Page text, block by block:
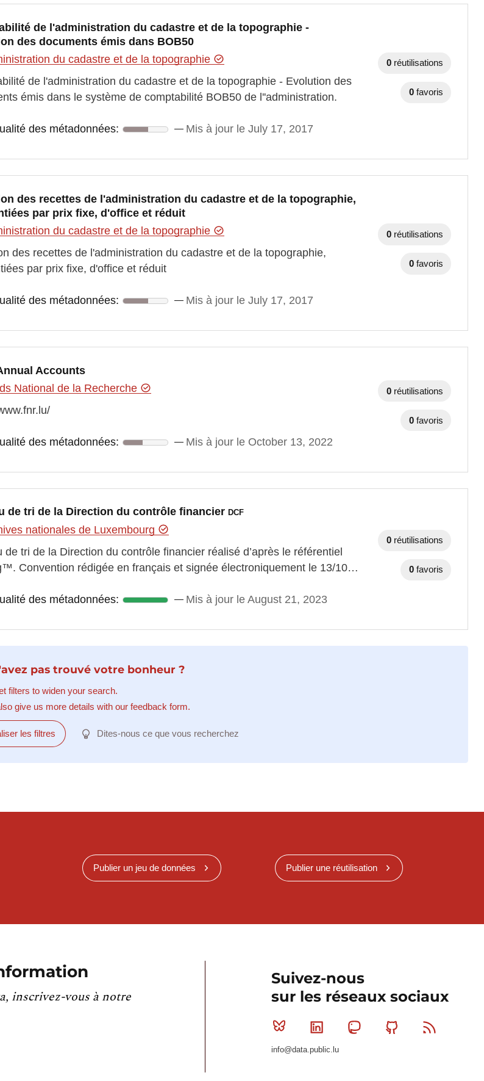
de l'administration du cadastre et de la topographie -
des documents émis dans BOB50
du cadastre et de la topographie
de l'administration du cadastre et de la topographie - Evolution des
émis dans le système de comptabilité BOB50 de l''administration.
des métadonnées:
des métadonnées: Mis à jour le July 17, 2017
0 réutilisations
0 favoris
des recettes de l'administration du cadastre et de la topographie,
par prix fixe, d'office et réduit
du cadastre et de la topographie
des recettes de l'administration du cadastre et de la topographie,
par prix fixe, d'office et réduit
des métadonnées:
des métadonnées: Mis à jour le July 17, 2017
0 réutilisations
0 favoris
Accounts
National de la Recherche
des métadonnées:
des métadonnées: Mis à jour le October 13, 2022
0 réutilisations
0 favoris
de tri de la Direction du contrôle financierDCF
nationales de Luxembourg
de tri de la Direction du contrôle financier réalisé d’après le référentiel
Convention rédigée en français et signée électroniquement le 13/10…
des métadonnées:
des métadonnées: Mis à jour le August 21, 2023
0 réutilisations
0 favoris
pas trouvé votre bonheur ?
filters to widen your search.
give us more details with our feedback form.
les filtres Dites-nous ce que vous recherchez
Publier un jeu de données Publier une réutilisation
inscrivez-vous à notre
Suivez-nous
sur les réseaux sociaux
Bluesky Linkedin MastodonGithub
info@data.public.lu